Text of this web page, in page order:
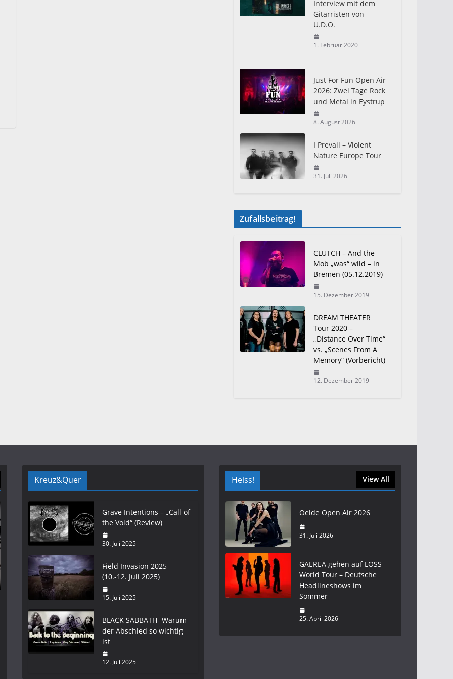
Interview mit dem
Gitarristen von
U.D.O.
1. Februar 2020
Just For Fun Open Air
2026: Zwei Tage Rock
und Metal in Eystrup
8. August 2026
I Prevail – Violent
Nature Europe Tour
31. Juli 2026
Zufallsbeitrag!
CLUTCH – And the
Mob „was“ wild – in
Bremen (05.12.2019)
15. Dezember 2019
DREAM THEATER
Tour 2020 –
„Distance Over Time“
vs. „Scenes From A
Memory“ (Vorbericht)
12. Dezember 2019
Kreuz&Quer
Grave Intentions – „Call of
the Void“ (Review)
30. Juli 2025
Field Invasion 2025
(10.-12. Juli 2025)
15. Juli 2025
BLACK SABBATH- Warum
der Abschied so wichtig
ist
12. Juli 2025
Heiss! View All
Oelde Open Air 2026
31. Juli 2026
GAEREA gehen auf LOSS
World Tour – Deutsche
Headlineshows im
Sommer
25. April 2026